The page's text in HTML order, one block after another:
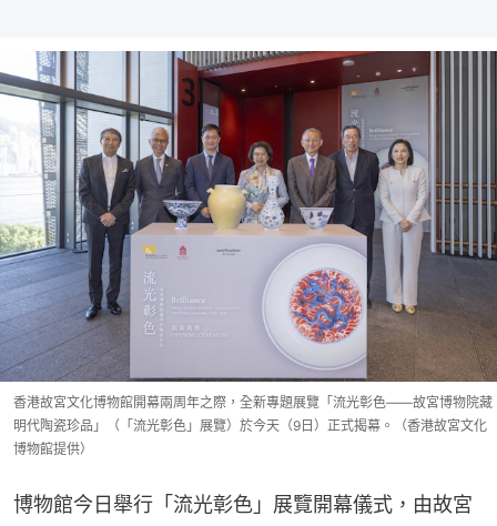
香港故宮文化博物館開幕兩周年之際，全新專題展覽「流光彰色——故宮博物院藏
明代陶瓷珍品」（「流光彰色」展覽）於今天（9日）正式揭幕。（香港故宮文化
博物館提供）
博物館今日舉行「流光彰色」展覽開幕儀式，由故宮